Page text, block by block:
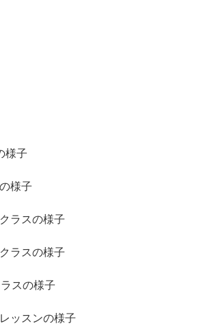
様子
様子
ラスの様子
ラスの様子
スの様子
ッスンの様子